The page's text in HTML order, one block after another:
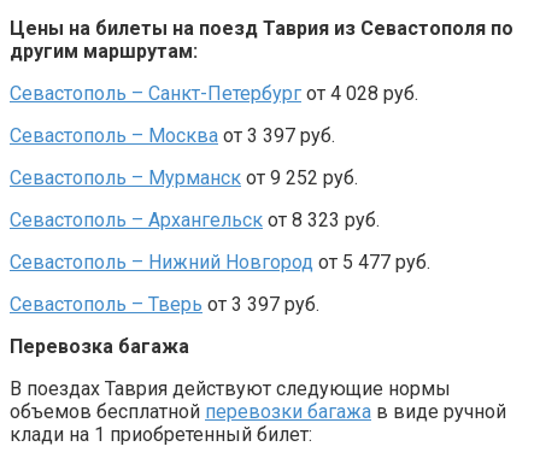
Цены на билеты на поезд Таврия из Севастополя по
другим маршрутам:
Севастополь – Санкт-Петербург от 4 028 руб.
Севастополь – Москва от 3 397 руб.
Севастополь – Мурманск от 9 252 руб.
Севастополь – Архангельск от 8 323 руб.
Севастополь – Нижний Новгород от 5 477 руб.
Севастополь – Тверь от 3 397 руб.
Перевозка багажа
В поездах Таврия действуют следующие нормы
объемов бесплатной перевозки багажа в виде ручной
клади на 1 приобретенный билет: